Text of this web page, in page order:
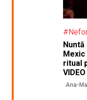
ritual
VIDEO
Ana-